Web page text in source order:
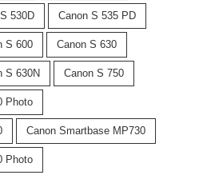
530D Canon S 535 PD
S 600 Canon S 630
S 630N Canon S 750
Photo
Canon Smartbase MP730
Photo